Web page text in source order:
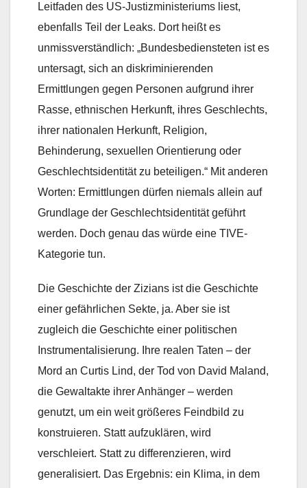
Leitfaden des US-Justizministeriums liest,
ebenfalls Teil der Leaks. Dort heißt es
unmissverständlich: „Bundesbediensteten ist es
untersagt, sich an diskriminierenden
Ermittlungen gegen Personen aufgrund ihrer
Rasse, ethnischen Herkunft, ihres Geschlechts,
ihrer nationalen Herkunft, Religion,
Behinderung, sexuellen Orientierung oder
Geschlechtsidentität zu beteiligen.“ Mit anderen
Worten: Ermittlungen dürfen niemals allein auf
Grundlage der Geschlechtsidentität geführt
werden. Doch genau das würde eine TIVE-
Kategorie tun.
Die Geschichte der Zizians ist die Geschichte
einer gefährlichen Sekte, ja. Aber sie ist
zugleich die Geschichte einer politischen
Instrumentalisierung. Ihre realen Taten – der
Mord an Curtis Lind, der Tod von David Maland,
die Gewaltakte ihrer Anhänger – werden
genutzt, um ein weit größeres Feindbild zu
konstruieren. Statt aufzuklären, wird
verschleiert. Statt zu differenzieren, wird
generalisiert. Das Ergebnis: ein Klima, in dem